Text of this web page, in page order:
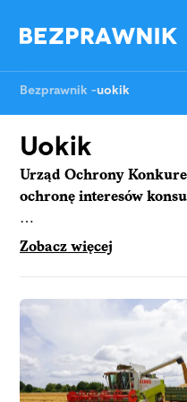
Bezprawnik -uokik
Uokik
Urząd Ochrony
ochronę interesów
Znajduje się na pierwszej
Działalność urzędu
dumpingowe ceny,
przedsiębiorstwa
Jednak ochrona
Zobacz więcej